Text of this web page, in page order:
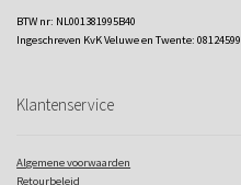
BTW nr: NL001381995B40
Ingeschreven KvK Veluwe en Twente: 08124599
Klantenservice
Algemene voorwaarden
Retourbeleid